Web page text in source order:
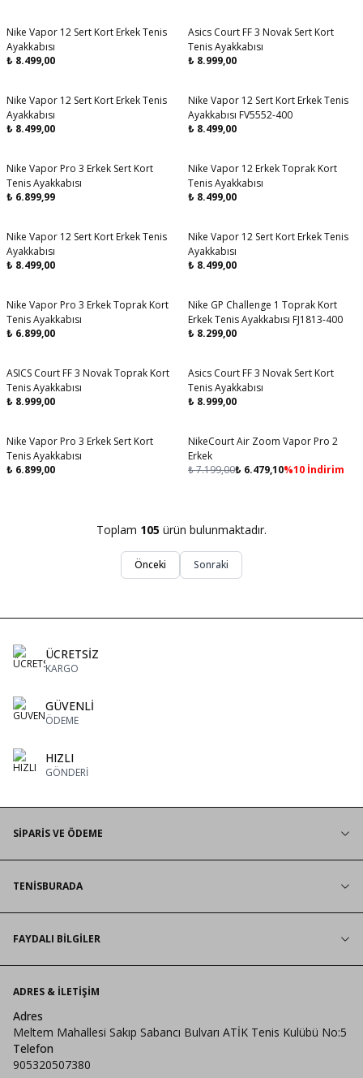
Aynı Gün Kargo
Nike Vapor 12 Sert Kort Erkek Tenis
Ayakkabısı
₺ 8.499,00
Asics Court FF 3 Novak Sert Kort
Tenis Ayakkabısı
₺ 8.999,00
Aynı Gün Kargo
Nike Vapor 12 Sert Kort Erkek Tenis
Ayakkabısı
₺ 8.499,00
Aynı Gün Kargo
Nike Vapor 12 Sert Kort Erkek Tenis
Ayakkabısı FV5552-400
₺ 8.499,00
Aynı Gün Kargo
Nike Vapor Pro 3 Erkek Sert Kort
Tenis Ayakkabısı
₺ 6.899,99
Aynı Gün Kargo
Nike Vapor 12 Erkek Toprak Kort
Tenis Ayakkabısı
₺ 8.499,00
Aynı Gün Kargo
Nike Vapor 12 Sert Kort Erkek Tenis
Ayakkabısı
₺ 8.499,00
Aynı Gün Kargo
Nike Vapor 12 Sert Kort Erkek Tenis
Ayakkabısı
₺ 8.499,00
Aynı Gün Kargo
Nike Vapor Pro 3 Erkek Toprak Kort
Tenis Ayakkabısı
₺ 6.899,00
Aynı Gün Kargo
Nike GP Challenge 1 Toprak Kort
Erkek Tenis Ayakkabısı FJ1813-400
₺ 8.299,00
Aynı Gün Kargo
ASICS Court FF 3 Novak Toprak Kort
Tenis Ayakkabısı
₺ 8.999,00
Aynı Gün Kargo
Asics Court FF 3 Novak Sert Kort
Tenis Ayakkabısı
₺ 8.999,00
Aynı Gün Kargo
Nike Vapor Pro 3 Erkek Sert Kort
Tenis Ayakkabısı
₺ 6.899,00
Aynı Gün Kargo
NikeCourt Air Zoom Vapor Pro 2
Erkek
₺7.199,00₺ 6.479,10%10İndirim
Toplam 105 ürün bulunmaktadır.
Önceki Sonraki
ÜCRETSİZ
KARGO
GÜVENLİ
ÖDEME
HIZLI
GÖNDERİ
SİPARİS VE ÖDEME
TENİSBURADA
FAYDALI BİLGİLER
ADRES & İLETIŞIM
Adres
Meltem Mahallesi Sakıp Sabancı Bulvarı ATİK Tenis Kulübü No:5
Telefon
905320507380